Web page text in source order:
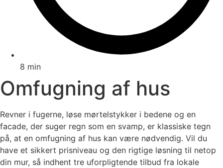
8 min
Omfugning af hus
Revner i fugerne, løse mørtelstykker i bedene og en
facade, der suger regn som en svamp, er klassiske tegn
på, at en omfugning af hus kan være nødvendig. Vil du
have et sikkert prisniveau og den rigtige løsning til netop
din mur, så indhent tre uforpligtende tilbud fra lokale